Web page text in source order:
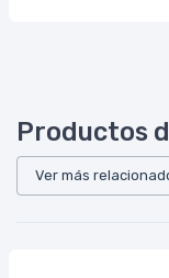
Productos
Ver más